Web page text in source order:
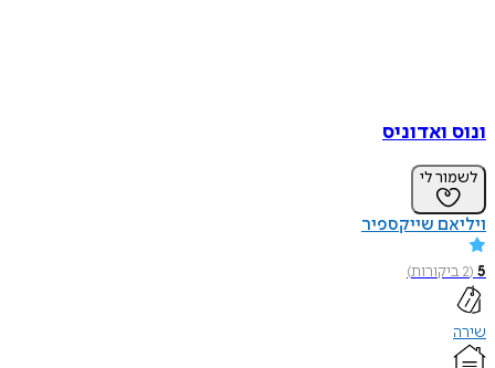
ונוס ואדוניס
לשמור לי
ויליאם שייקספיר
5
(
2ביקורות)
שירה